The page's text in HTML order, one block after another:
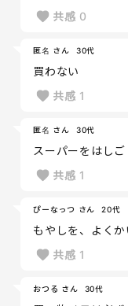
共感 0
匿名 さん 30代
買わない
共感 1
匿名 さん 30代
スーパーをはしご
共感 1
ぴーなっつ さん 20代
もやしを、よくか
共感 1
おつる さん 30代